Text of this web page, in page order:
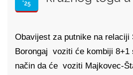
'25
Obavijest za putnike na relaciji
Borongaj voziti će kombiji 8+1
način da će voziti Majkovec-